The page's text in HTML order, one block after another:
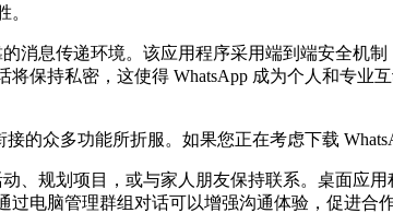
。
消息传递环境。该应用程序采用端到端安全
保持私密，这使得 WhatsApp 成为个人和专
的众多功能所折服。如果您正在考虑下载
、规划项目，或与家人朋友保持联系。桌面
电脑管理群组对话可以增强沟通体验，促进合作